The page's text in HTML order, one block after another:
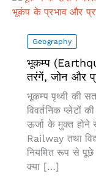
Geography
भूकम्प
तरंगें, जोन और
भूकम्प पृथ्वी की
विवर्तनिक प्लेटों
ऊर्जा के मुक्त होने
Railway तथा
नियमित रूप से
क्या […]